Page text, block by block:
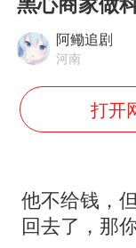
阿鳓追剧
河南
打开
他不给钱，
回去了，那